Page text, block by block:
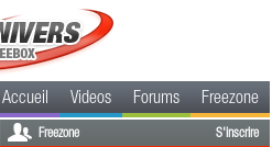
Accueil Videos Forums Freezone
Freezone S'inscrire